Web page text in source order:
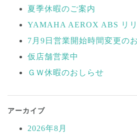
ナ
ゲ
ー
シ
ン
夏季休暇のご案内
YAMAHA AEROX ABS リ
7月9日営業開始時間変更の
仮店舗営業中
ＧＷ休暇のおしらせ
アーカイブ
2026年8月